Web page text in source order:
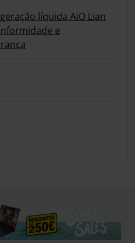
líquida AiO Lian
e